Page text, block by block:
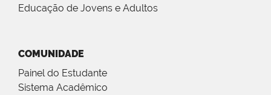
Educação de Jovens e Adultos
COMUNIDADE
Painel do Estudante
Sistema Acadêmico